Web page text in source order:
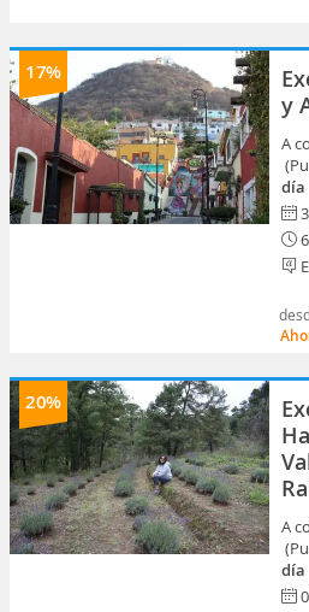
17%
y
A
día
20%
A
día